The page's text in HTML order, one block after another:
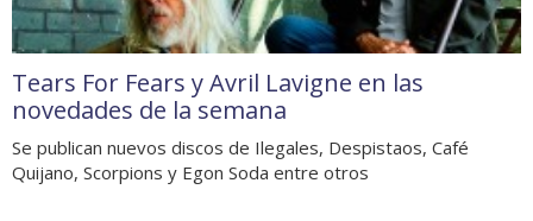
Tears For Fears y Avril Lavigne en las
novedades de la semana
Se publican nuevos discos de Ilegales, Despistaos, Café
Quijano, Scorpions y Egon Soda entre otros